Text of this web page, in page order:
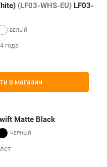
(LF03-WHS-EU) LF03-
года
в магазин
Matte Black